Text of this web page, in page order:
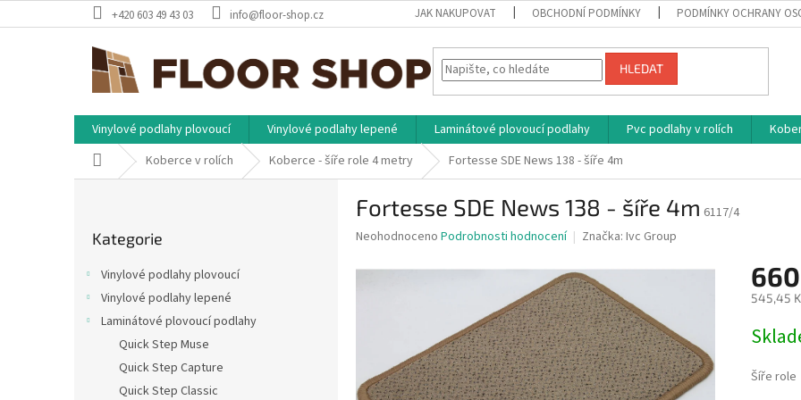
na
+420 603 49 43 03 info@floor-shop.cz JAK NAKUPOVAT OBCHODNÍ PODMÍNKY PODMÍNKY OCHRANY
HLEDAT
Vinylové podlahy plovoucí Vinylové podlahy lepené Laminátové plovoucí podlahy Pvc podlahy v rolích
Domů Koberce v rolích Koberce - šíře role 4 metry Fortesse SDE News 138 - šíře 4m
kategorie
Kategorie
Vinylové podlahy plovoucí
Vinylové podlahy lepené
Laminátové plovoucí podlahy
Quick Step Muse
Quick Step Capture
Quick Step Classic
Fortesse SDE News 138 - šíře 4m 6117/4
Průměrné
produktu
hvězdiček.
Neohodnoceno Podrobnosti hodnocení Značka: Ivc Group
545,45
cena:
Šíře role